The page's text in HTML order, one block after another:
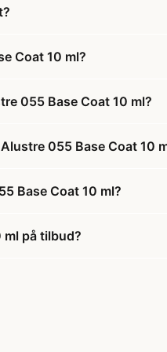
Coat 10 ml?
055 Base Coat 10 ml?
055 Base Coat 10
Base Coat 10 ml?
ml på tilbud?